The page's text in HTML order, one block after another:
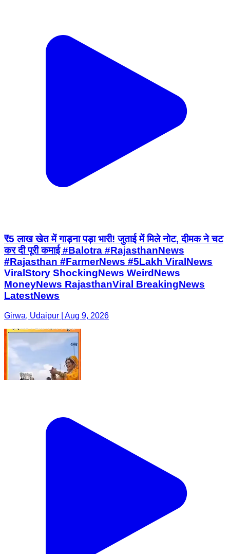
₹5 लाख खेत में गाड़ना पड़ा भारी! जुताई में मिले नोट, दीमक ने चट
कर दी पूरी कमाई #Balotra #RajasthanNews
#Rajasthan #FarmerNews #5Lakh ViralNews
ViralStory ShockingNews WeirdNews
MoneyNews RajasthanViral BreakingNews
LatestNews
Girwa, Udaipur | Aug 9, 2026